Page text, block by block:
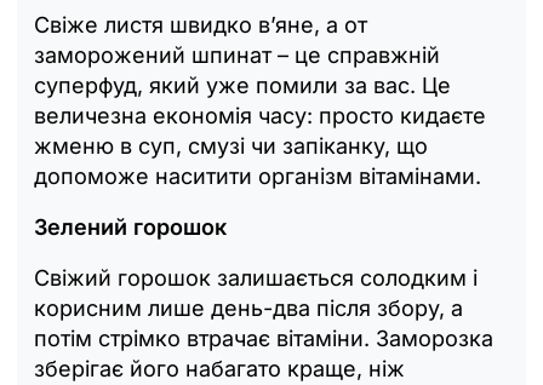
Свіже листя швидко в’яне, а от
заморожений шпинат – це справжній
суперфуд, який уже помили за вас. Це
величезна економія часу: просто кидаєте
жменю в суп, смузі чи запіканку, що
допоможе наситити організм вітамінами.
Зелений горошок
Свіжий горошок залишається солодким і
корисним лише день-два після збору, а
потім стрімко втрачає вітаміни. Заморозка
зберігає його набагато краще, ніж